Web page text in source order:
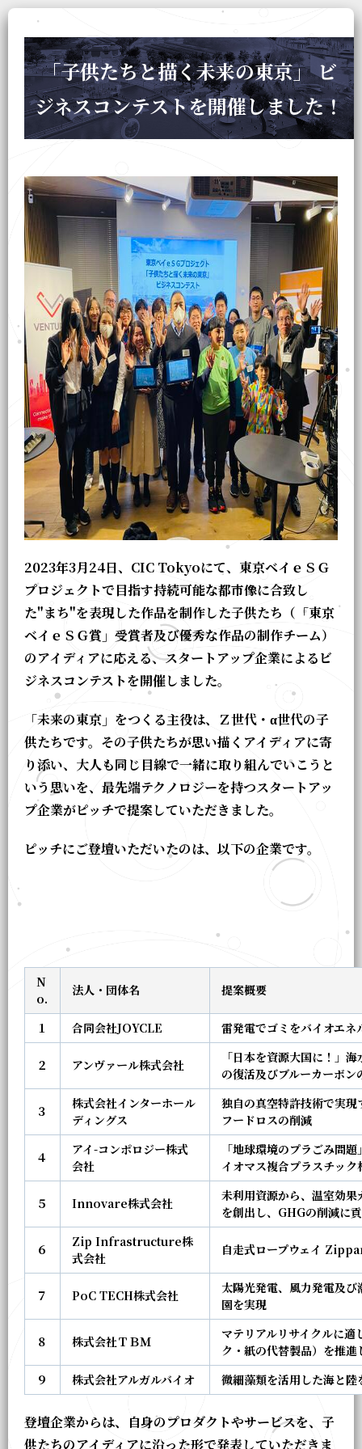
「子供たちと描く未来の東京」 ビ
ジネスコンテストを開催しました！
2023年3月24日、CIC Tokyoにて、東京ベイｅＳＧ
プロジェクトで目指す持続可能な都市像に合致し
た"まち"を表現した作品を制作した子供たち（「東京
ベイｅＳＧ賞」受賞者及び優秀な作品の制作チーム）
のアイディアに応える、スタートアップ企業によるビ
ジネスコンテストを開催しました。
「未来の東京」をつくる主役は、Ｚ世代・α世代の子
供たちです。その子供たちが思い描くアイディアに寄
り添い、大人も同じ目線で一緒に取り組んでいこうと
いう思いを、最先端テクノロジーを持つスタートアッ
プ企業がピッチで提案していただきました。
ピッチにご登壇いただいたのは、以下の企業です。
N
o.
法人・団体名 提案概要
１ 合同会社JOYCLE 雷発電でゴミをバイオエ
２ アンヴァール株式会社
「日本を資源大国に！」
の復活及びブルーカーボン
３
株式会社インターホール
ディングス
独自の真空特許技術で実
フードロスの削減
４
アイ-コンポロジー株式
会社
「地球環境のプラごみ問
イオマス複合プラスチック
５ Innovare株式会社
未利用資源から、温室効
を創出し、GHGの削減に
６
Zip Infrastructure株
式会社
自走式ロープウェイ
７ PoC TECH株式会社
太陽光発電、風力発電及
園を実現
８ 株式会社ＴＢＭ
マテリアルリサイクルに
ク・紙の代替製品）を推
９
株式会社アルガルバイオ 微細藻類を活用した海と
登壇企業からは、自身のプロダクトやサービスを、子
供たちのアイディアに沿った形で発表していただきま